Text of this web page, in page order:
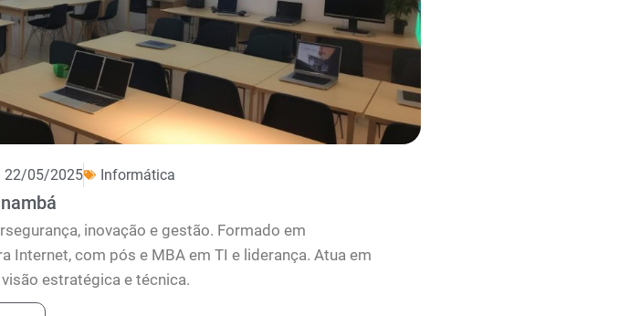
22/05/2025 Informática
inovação e gestão. Formado em
Internet, com pós e MBA em TI e liderança. Atua em
estratégica e técnica.